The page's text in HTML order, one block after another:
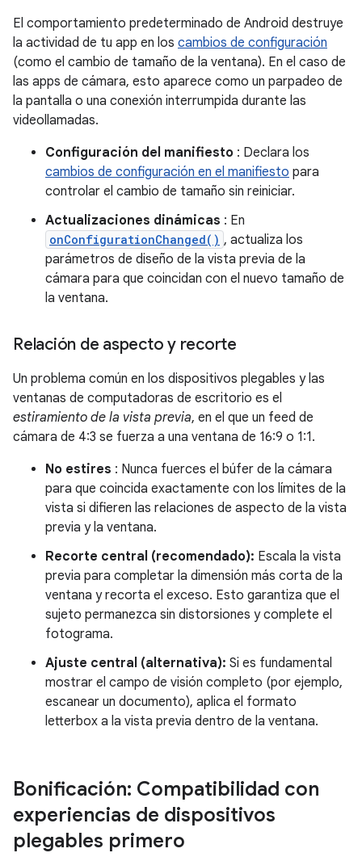
El comportamiento predeterminado de Android destruye
la actividad de tu app en los cambios de configuración
(como el cambio de tamaño de la ventana). En el caso de
las apps de cámara, esto aparece como un parpadeo de
la pantalla o una conexión interrumpida durante las
videollamadas.
Configuración del manifiesto : Declara los
cambios de configuración en el manifiesto para
controlar el cambio de tamaño sin reiniciar.
Actualizaciones dinámicas : En
onConfigurationChanged() , actualiza los
parámetros de diseño de la vista previa de la
cámara para que coincidan con el nuevo tamaño de
la ventana.
Relación de aspecto y recorte
Un problema común en los dispositivos plegables y las
ventanas de computadoras de escritorio es el
estiramiento de la vista previa, en el que un feed de
cámara de 4:3 se fuerza a una ventana de 16:9 o 1:1.
No estires : Nunca fuerces el búfer de la cámara
para que coincida exactamente con los límites de la
vista si difieren las relaciones de aspecto de la vista
previa y la ventana.
Recorte central (recomendado): Escala la vista
previa para completar la dimensión más corta de la
ventana y recorta el exceso. Esto garantiza que el
sujeto permanezca sin distorsiones y complete el
fotograma.
Ajuste central (alternativa): Si es fundamental
mostrar el campo de visión completo (por ejemplo,
escanear un documento), aplica el formato
letterbox a la vista previa dentro de la ventana.
Bonificación: Compatibilidad con
experiencias de dispositivos
plegables primero